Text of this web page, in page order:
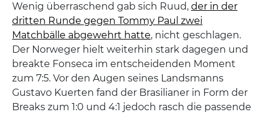
Wenig überraschend gab sich Ruud, der in der
dritten Runde gegen Tommy Paul zwei
Matchbälle abgewehrt hatte, nicht geschlagen.
Der Norweger hielt weiterhin stark dagegen und
breakte Fonseca im entscheidenden Moment
zum 7:5. Vor den Augen seines Landsmanns
Gustavo Kuerten fand der Brasilianer in Form der
Breaks zum 1:0 und 4:1 jedoch rasch die passende